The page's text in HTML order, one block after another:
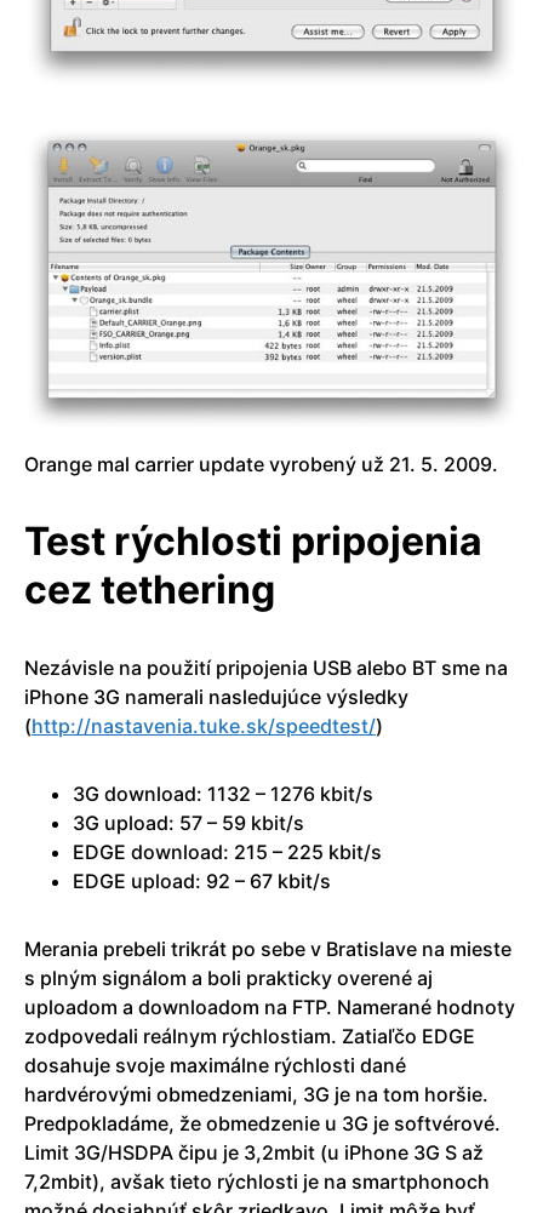
Orange mal carrier update vyrobený už 21. 5. 2009.
Test rýchlosti pripojenia
cez tethering
Nezávisle na použití pripojenia USB alebo BT sme na
iPhone 3G namerali nasledujúce výsledky
(http://nastavenia.tuke.sk/speedtest/)
3G download: 1132 – 1276 kbit/s
3G upload: 57 – 59 kbit/s
EDGE download: 215 – 225 kbit/s
EDGE upload: 92 – 67 kbit/s
Merania prebeli trikrát po sebe v Bratislave na mieste
s plným signálom a boli prakticky overené aj
uploadom a downloadom na FTP. Namerané hodnoty
zodpovedali reálnym rýchlostiam. Zatiaľčo EDGE
dosahuje svoje maximálne rýchlosti dané
hardvérovými obmedzeniami, 3G je na tom horšie.
Predpokladáme, že obmedzenie u 3G je softvérové.
Limit 3G/HSDPA čipu je 3,2mbit (u iPhone 3G S až
7,2mbit), avšak tieto rýchlosti je na smartphonoch